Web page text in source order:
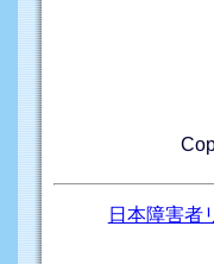
日本障害者